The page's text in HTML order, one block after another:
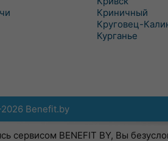
Криничный
Круговец-
Курганье
Benefit.by
сервисом BENEFIT BY, Вы